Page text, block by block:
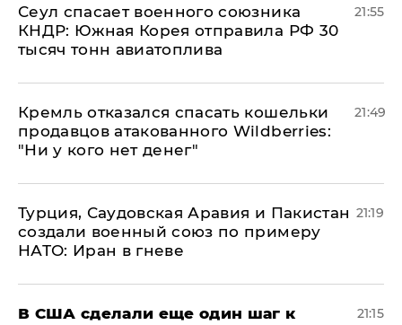
​Сеул спасает военного союзника
КНДР: Южная Корея отправила РФ 30
тысяч тонн авиатоплива
21:55
Кремль отказался спасать кошельки
продавцов атакованного Wildberries:
"Ни у кого нет денег"
21:49
Турция, Саудовская Аравия и Пакистан
создали военный союз по примеру
НАТО: Иран в гневе
21:19
В США сделали еще один шаг к
21:15